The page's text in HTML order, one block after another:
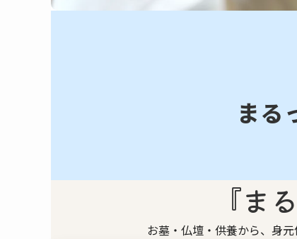
まる
『ま
お墓・仏壇・供養から、身